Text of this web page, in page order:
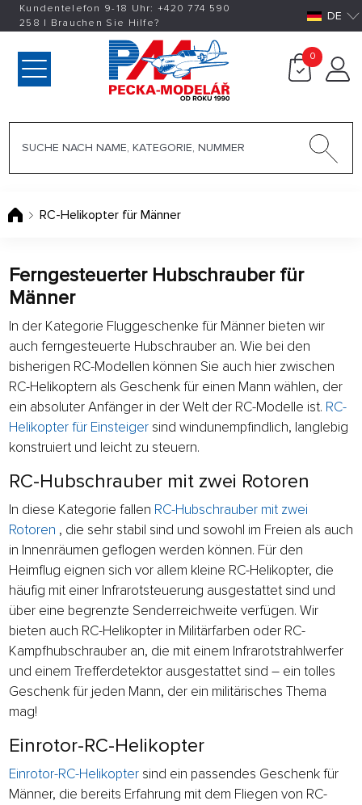
Kundentelefon 9-18 Uhr: +420774 590
258 | Brauchen Sie Hilfe? DE
0
RC-Helikopter für Männer
Ferngesteuerter Hubschrauber für
Männer
In der Kategorie Fluggeschenke für Männer bieten wir
auch ferngesteuerte Hubschrauber an. Wie bei den
bisherigen RC-Modellen können Sie auch hier zwischen
RC-Helikoptern als Geschenk für einen Mann wählen, der
ein absoluter Anfänger in der Welt der RC-Modelle ist. RC-
Helikopter für Einsteiger sind windunempfindlich, langlebig
konstruiert und leicht zu steuern.
RC-Hubschrauber mit zwei Rotoren
In diese Kategorie fallen RC-Hubschrauber mit zwei
Rotoren , die sehr stabil sind und sowohl im Freien als auch
in Innenräumen geflogen werden können. Für den
Heimflug eignen sich vor allem kleine RC-Helikopter, die
häufig mit einer Infrarotsteuerung ausgestattet sind und
über eine begrenzte Senderreichweite verfügen. Wir
bieten auch RC-Helikopter in Militärfarben oder RC-
Kampfhubschrauber an, die mit einem Infrarotstrahlwerfer
und einem Trefferdetektor ausgestattet sind – ein tolles
Geschenk für jeden Mann, der ein militärisches Thema
mag!
Einrotor-RC-Helikopter
Einrotor-RC-Helikopter sind ein passendes Geschenk für
Männer, die bereits Erfahrung mit dem Fliegen von RC-